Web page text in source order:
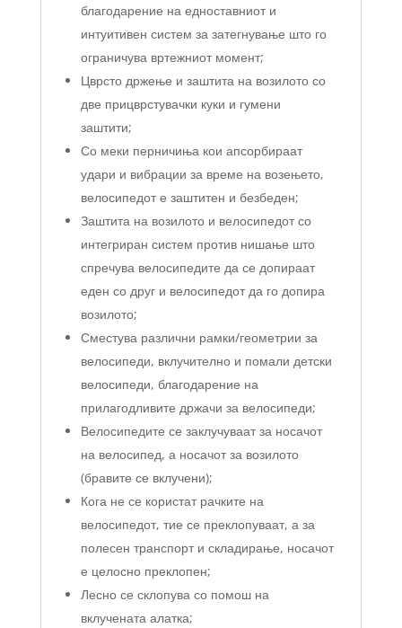
благодарение на едноставниот и
интуитивен систем за затегнување што го
ограничува вртежниот момент;
Цврсто држење и заштита на возилото со
две прицврстувачки куки и гумени
заштити;
Со меки перничиња кои апсорбираат
удари и вибрации за време на возењето,
велосипедот е заштитен и безбеден;
Заштита на возилото и велосипедот со
интегриран систем против нишање што
спречува велосипедите да се допираат
еден со друг и велосипедот да го допира
возилото;
Сместува различни рамки/геометрии за
велосипеди, вклучително и помали детски
велосипеди, благодарение на
прилагодливите држачи за велосипеди;
Велосипедите се заклучуваат за носачот
на велосипед, а носачот за возилото
(бравите се вклучени);
Кога не се користат рачките на
велосипедот, тие се преклопуваат, а за
полесен транспорт и складирање, носачот
е целосно преклопен;
Лесно се склопува со помош на
вклучената алатка;